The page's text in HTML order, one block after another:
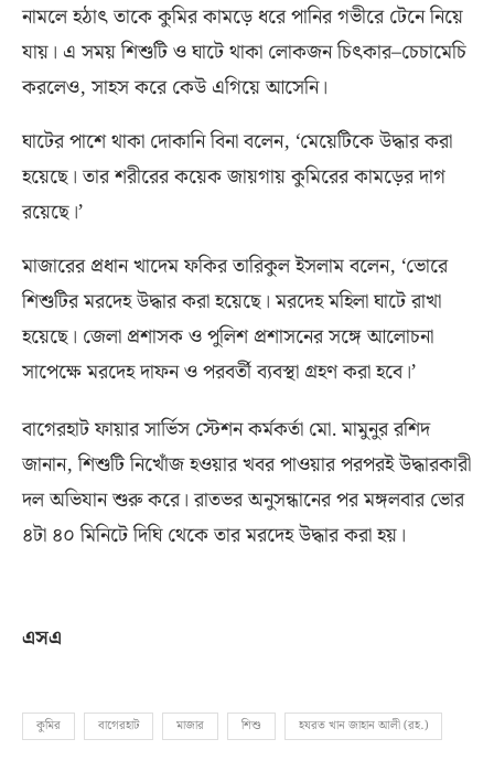
নামলে হঠাৎ তাকে কুমির কামড়ে ধরে পানির গভীরে টেনে নিয়ে
যায়। এ সময় শিশুটি ও ঘাটে থাকা লোকজন চিৎকার–চেচামেচি
করলেও,সাহস করে কেউ এগিয়ে আসেনি।
ঘাটের পাশে থাকা দোকানি বিনা বলেন, ‘মেয়েটিকে উদ্ধার করা
হয়েছে। তার শরীরের কয়েক জায়গায় কুমিরের কামড়ের দাগ
রয়েছে।’
মাজারের প্রধান খাদেম ফকির তারিকুল ইসলাম বলেন, ‘ভোরে
শিশুটির মরদেহ উদ্ধার করা হয়েছে। মরদেহ মহিলা ঘাটে রাখা
হয়েছে। জেলা প্রশাসক ও পুলিশ প্রশাসনের সঙ্গে আলোচনা
সাপেক্ষে মরদেহ দাফন ও পরবর্তী ব্যবস্থা গ্রহণ করা হবে।’
বাগেরহাট ফায়ার সার্ভিস স্টেশন কর্মকর্তা মো.মামুনুর রশিদ
জানান,শিশুটি নিখোঁজ হওয়ার খবর পাওয়ার পরপরই উদ্ধারকারী
দল অভিযান শুরু করে। রাতভর অনুসন্ধানের পর মঙ্গলবার ভোর
৪টা ৪০ মিনিটে দিঘি থেকে তার মরদেহ উদ্ধার করা হয়।
এসএ
কুমির বাগেরহাট মাজার শিশু হযরত খান জাহান আলী (রহ.)